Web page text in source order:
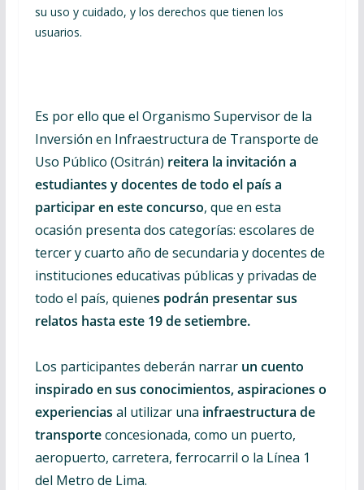
su uso y cuidado, y los derechos que tienen los
usuarios.
Es por ello que el Organismo Supervisor de la
Inversión en Infraestructura de Transporte de
Uso Público (Ositrán) reitera la invitación a
estudiantes y docentes de todo el país a
participar en este concurso, que en esta
ocasión presenta dos categorías: escolares de
tercer y cuarto año de secundaria y docentes de
instituciones educativas públicas y privadas de
todo el país, quienes podrán presentar sus
relatos hasta este 19 de setiembre.
Los participantes deberán narrar un cuento
inspirado en sus conocimientos, aspiraciones o
experiencias al utilizar una infraestructura de
transporteconcesionada, como un puerto,
aeropuerto, carretera, ferrocarril o la Línea 1
del Metro de Lima.